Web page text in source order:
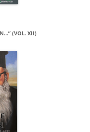
(VOL. XII)